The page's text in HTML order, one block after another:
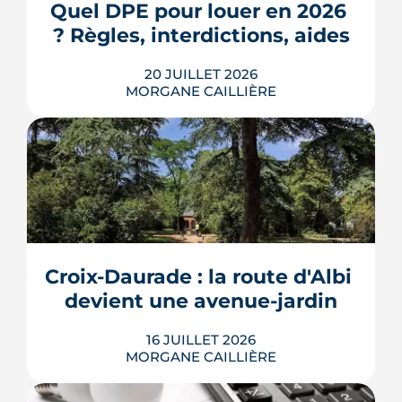
3e ville de Haute-Garonne.
LIRE L'ARTICLE
Quel DPE pour louer en 2026
? Règles, interdictions, aides
20 JUILLET 2026
MORGANE CAILLIÈRE
En 2026, un logement doit être classé
au moins F au DPE pour être loué en
métropole, et la barre montera à E en
2028. Le nouveau mode de calcul
reclasse des centaines de milliers de
au Sénat pourrait assouplir les règles.
Calendrier, sanctions, obliga...
Croix-Daurade : la route d'Albi
devient une avenue-jardin
16 JUILLET 2026
MORGANE CAILLIÈRE